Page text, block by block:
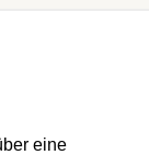
eine